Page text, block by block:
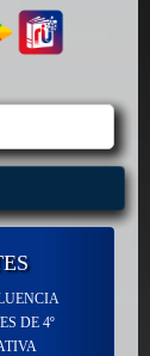
DE 4º